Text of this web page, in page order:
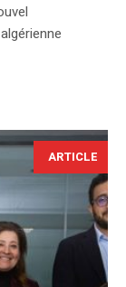
ARTICLE